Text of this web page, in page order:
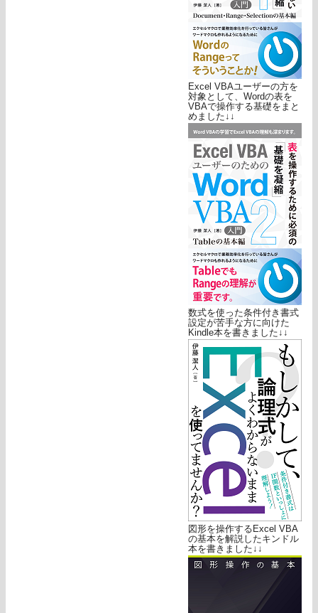
Excel VBAユーザーの方を
対象として、Wordの表を
VBAで操作する基礎をまと
めました↓↓
数式を使った条件付き書式
設定が苦手な方に向けた
Kindle本を書きました↓↓
図形を操作するExcel VBA
の基本を解説したキンドル
本を書きました↓↓